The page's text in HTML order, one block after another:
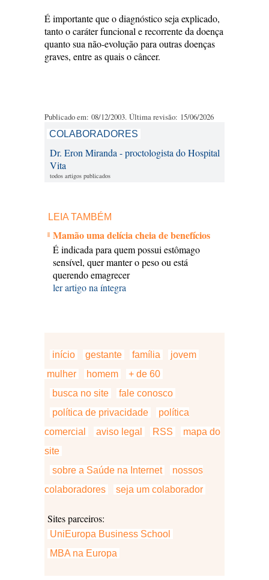
É importante que o diagnóstico seja explicado,
tanto o caráter funcional e recorrente da doença
quanto sua não-evolução para outras doenças
graves, entre as quais o câncer.
Publicado em: 08/12/2003. Última revisão: 15/06/2026
COLABORADORES
Dr. Eron Miranda - proctologista do Hospital
Vita
todos artigos publicados
LEIA TAMBÉM
Mamão uma delícia cheia de benefícios
É indicada para quem possui estômago
sensível, quer manter o peso ou está
querendo emagrecer
ler artigo na íntegra
início gestante família
jovem
mulher
homem
+ de 60
busca no site
fale conosco
política de privacidade
política
comercial
aviso legal RSS
mapa do
site
sobre a Saúde na Internet
nossos
colaboradores
seja um colaborador
Sites parceiros:
UniEuropa Business School
MBA na Europa